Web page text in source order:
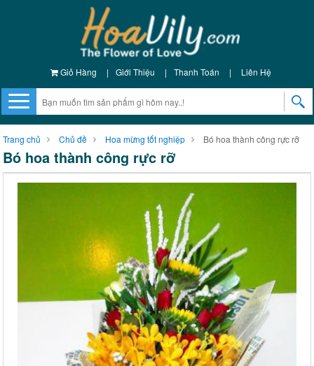
Giỏ Hàng | Giới Thiệu | Thanh Toán | Liên Hệ
Trang chủ Chủ đề Hoa mừng tốt nghiệp Bó hoa thành công rực rỡ
Bó hoa thành công rực rỡ